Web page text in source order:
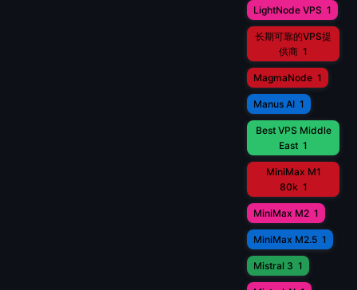
LightNode VPS 1
长期可靠的VPS提
供商 1
MagmaNode 1
Manus AI 1
Best VPS Middle
East 1
MiniMax M1
80k 1
MiniMax M2 1
MiniMax M2.5 1
Mistral 3 1